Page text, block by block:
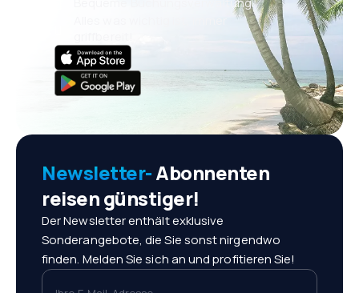
Newsletter-Abonnenten
reisen günstiger!
Der Newsletter enthält exklusive
Sonderangebote, die Sie sonst nirgendwo
finden. Melden Sie sich an und profitieren Sie!
Ihre E-Mail-Adresse